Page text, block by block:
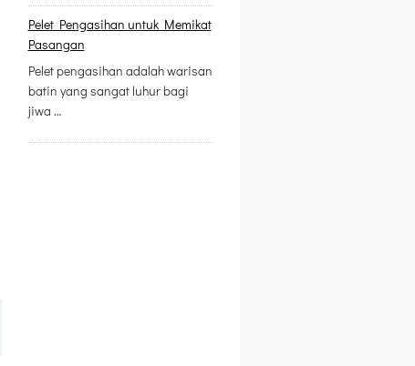
Pelet Pengasihan untuk Memikat
Pasangan
Pelet pengasihan adalah warisan
batin yang sangat luhur bagi
jiwa …